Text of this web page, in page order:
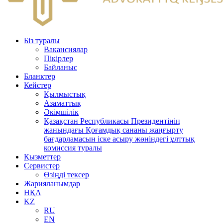
Біз туралы
Вакансиялар
Пікірлер
Байланыс
Бланктер
Кейстер
Қылмыстық
Азаматтық
Әкімшілік
Қазақстан Республикасы Президентінің
жанындағы Қоғамдық сананы жаңғырту
бағдарламасын іске асыру жөніндегі ұлттық
комиссия туралы
Қызметтер
Сервистер
Өзіңді тексер
Жарияланымдар
НҚА
KZ
RU
EN